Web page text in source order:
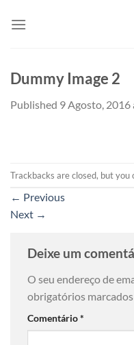
Dummy Image 2
Published 9 Agosto, 2016
Trackbacks are closed, but you
← Previous
Next →
Deixe um
O seu endereço de
obrigatórios
Comentário*